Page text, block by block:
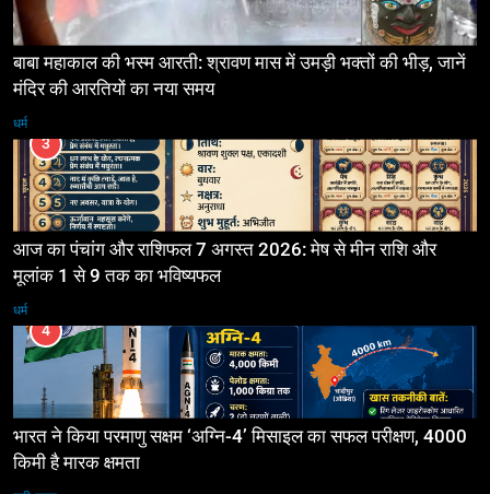
बाबा महाकाल की भस्म आरती: श्रावण मास में उमड़ी भक्तों की भीड़, जानें
मंदिर की आरतियों का नया समय
धर्म
3
आज का पंचांग और राशिफल 7 अगस्त 2026: मेष से मीन राशि और
मूलांक 1 से 9 तक का भविष्यफल
धर्म
4
भारत ने किया परमाणु सक्षम ‘अग्नि-4’ मिसाइल का सफल परीक्षण, 4000
किमी है मारक क्षमता